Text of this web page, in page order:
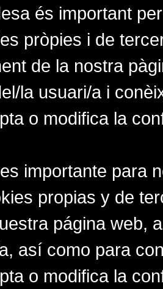
és important
pròpies i de
de la nostra
la usuari/a i
o modifica la
importante para
propias y de
página web,
así como para
o modifica la